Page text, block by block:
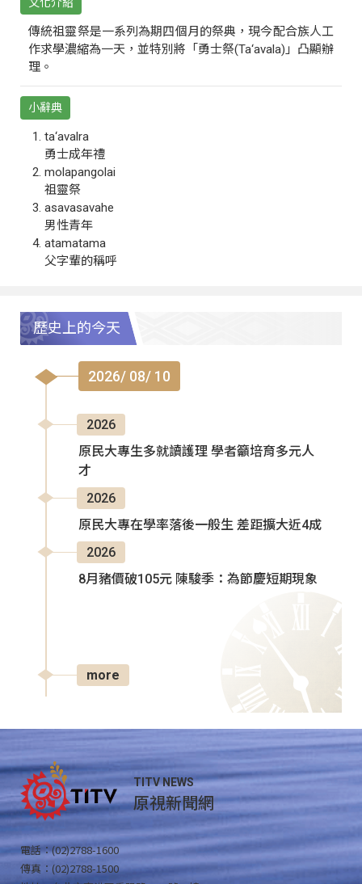
傳統祖靈祭是一系列為期四個月的祭典，現今配合族人工
作求學濃縮為一天，並特別將「勇士祭(Ta‘avala)」凸顯辦
理。
小辭典
ta‘avalra
勇士成年禮
molapangolai
祖靈祭
asavasavahe
男性青年
atamatama
父字輩的稱呼
歷史上的今天
2026/ 08/ 10
2026
原民大專生多就讀護理 學者籲培育多元人
才
2026
原民大專在學率落後一般生 差距擴大近4成
2026
8月豬價破105元 陳駿季：為節慶短期現象
more
TITV NEWS
原視新聞網
電話：(02)2788-1600
傳真：(02)2788-1500